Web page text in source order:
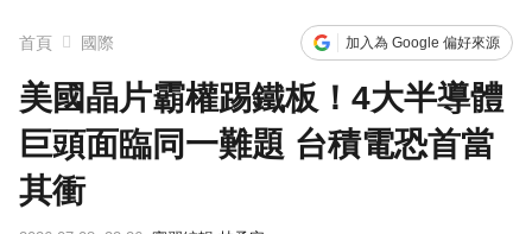
首頁 國際 加入為 Google 偏好來源
美國晶片霸權踢鐵板！4大半導體
巨頭面臨同一難題 台積電恐首當
其衝